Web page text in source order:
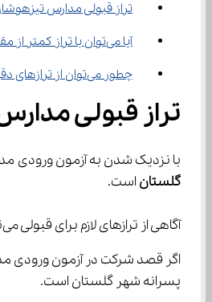
تراز قبولی مدارس
آیا می‌توان با تراز کمتر از مقدار اعلام‌شده هم قبول شد؟
چطور می‌توان از ترازهای دقیق مدارس تیزهوشان در گلستان مطلع شد؟
تراز قبولی
با نزدیک شدن به آزمون ورودی مدارس تیزهوشان برای پایه
گلستان است.
آگاهی از ترازهای لازم برای قبولی می‌تواند نقش مهمی در هدف‌گذاری، برنامه‌ریزی درسی و ارزیابی شانس قبولی ایفا کند.
پسرانه شهر گلستان است.